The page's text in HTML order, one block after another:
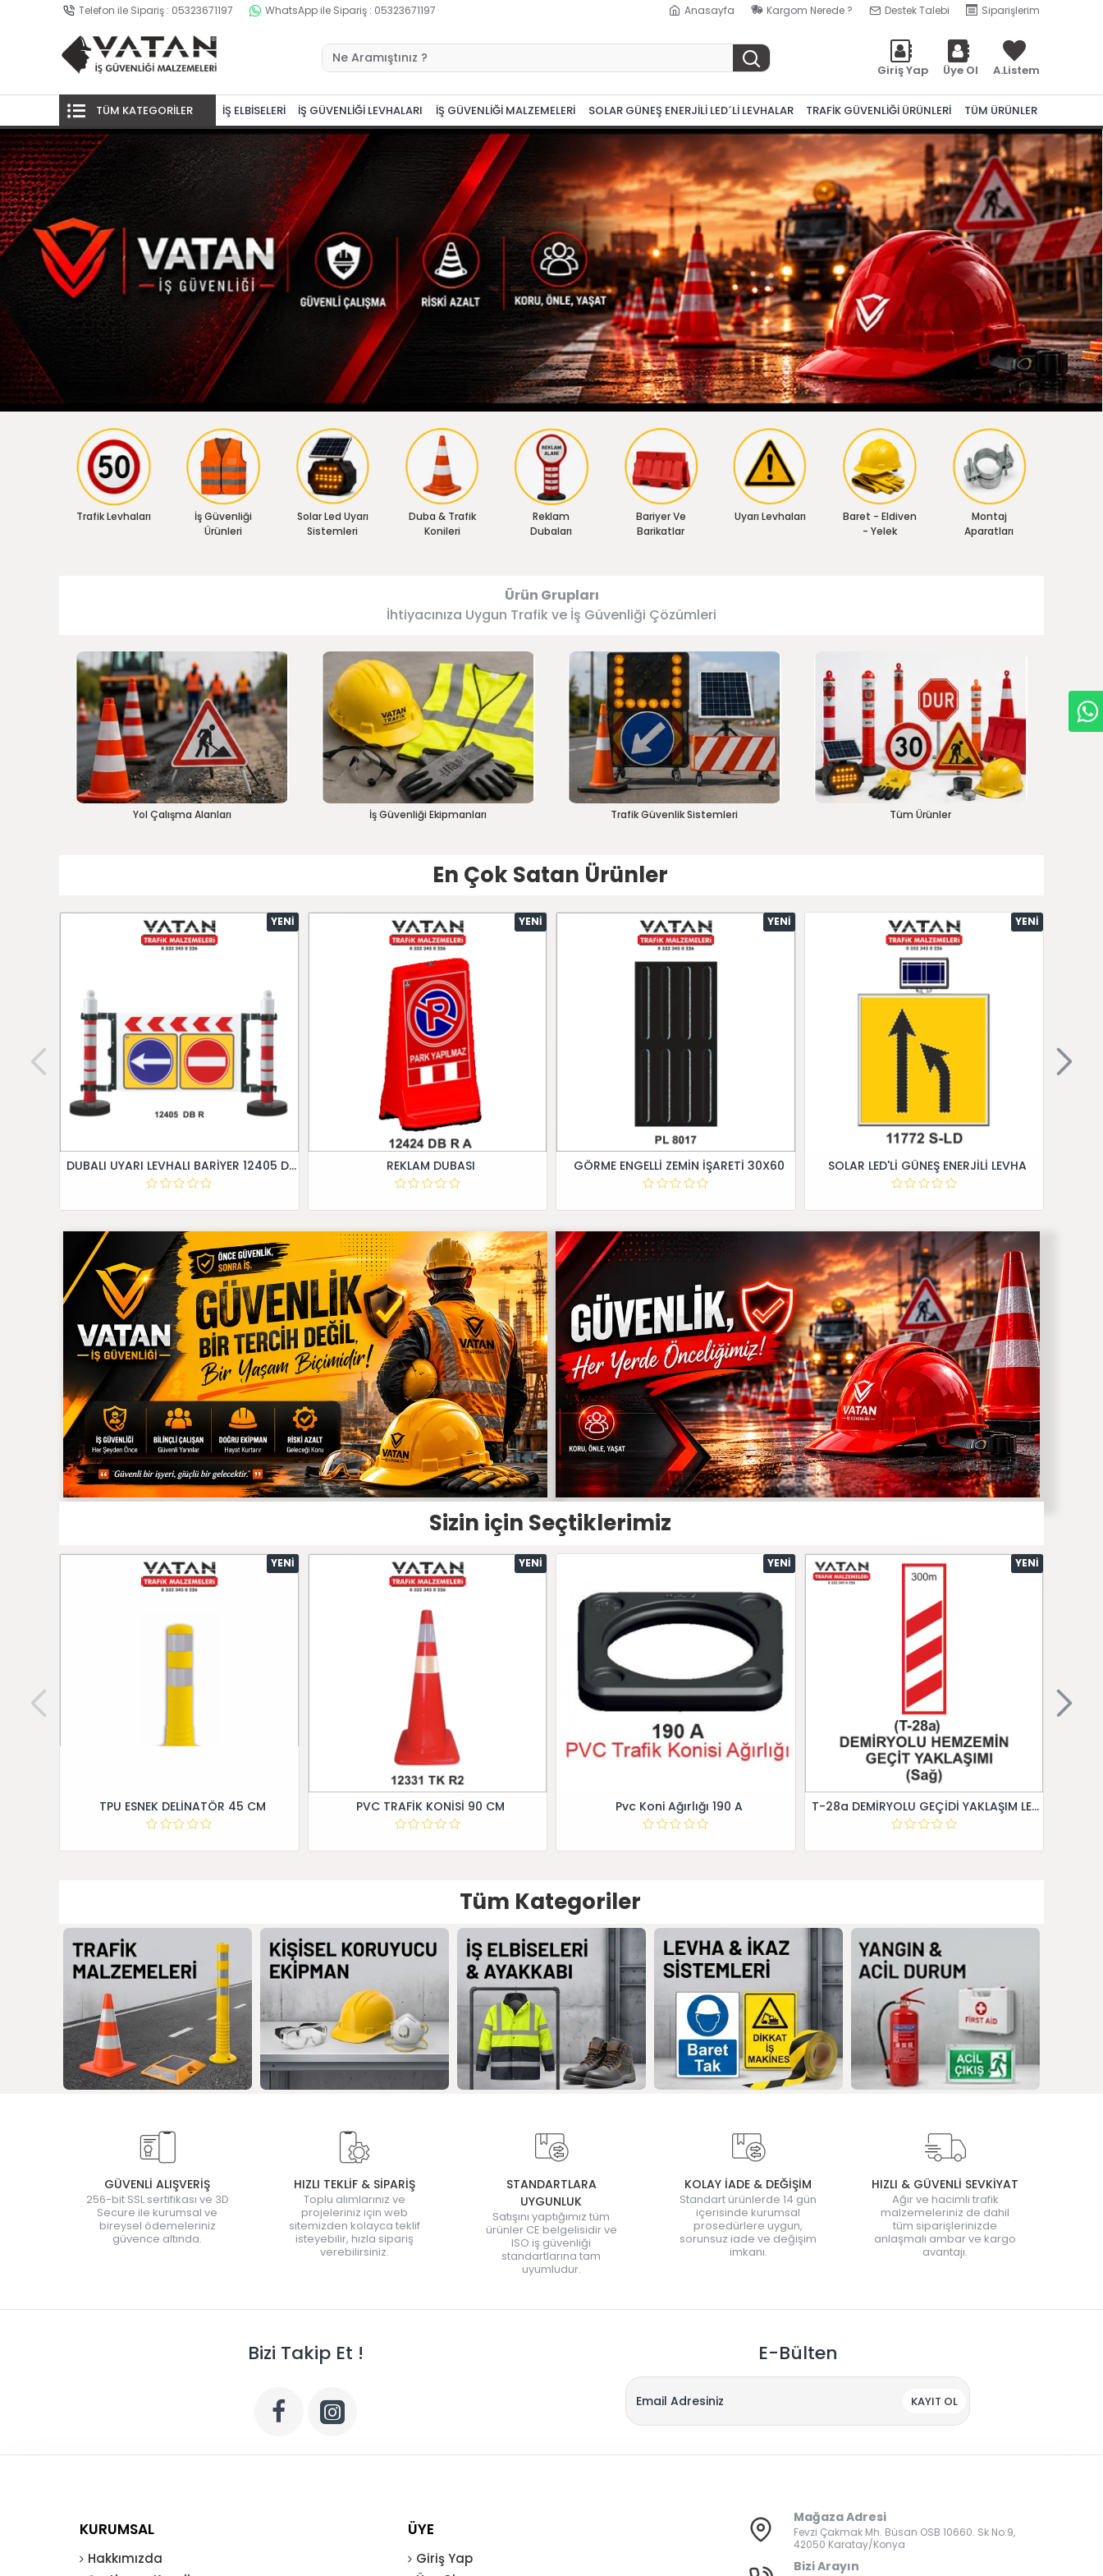
Telefon ile Sipariş : 05323671197 WhatsApp ile Sipariş : 05323671197 Anasayfa Kargom Nerede ? Destek Talebi Siparişlerim
Giriş Yap Üye Ol A.Listem
TÜM KATEGORİLER İŞ ELBİSELERİ İŞ GÜVENLİĞİ LEVHALARI İŞ GÜVENLİĞİ MALZEMELERİ SOLAR GÜNEŞ ENERJİLİ LED´Lİ LEVHALAR TRAFİK GÜVENLİĞİ ÜRÜNLERİ TÜM ÜRÜNLER
Trafik Levhaları
İş Güvenliği
Ürünleri
Solar Led Uyarı
Sistemleri
Duba & Trafik
Konileri
Reklam
Dubaları
Bariyer Ve
Barikatlar
Uyarı Levhaları
Baret - Eldiven
- Yelek
Montaj
Aparatları
Ürün Grupları
İhtiyacınıza Uygun Trafik ve İş Güvenliği Çözümleri
Yol Çalışma Alanları İş Güvenliği Ekipmanları Trafik Güvenlik Sistemleri Tüm Ürünler
En Çok Satan Ürünler
YENI
DUBALI UYARI LEVHALI BARİYER 12405 DB R
YENI
REKLAM DUBASI
YENI
GÖRME ENGELLİ ZEMİN İŞARETİ 30X60
YENI
SOLAR LED'Lİ GÜNEŞ ENERJİLİ LEVHA
Sizin için Seçtiklerimiz
YENI
TPU ESNEK DELİNATÖR 45 CM
YENI
PVC TRAFİK KONİSİ 90 CM
YENI
Pvc Koni Ağırlığı 190 A
YENI
T-28a DEMİRYOLU GEÇİDİ YAKLAŞIM LEVHALARI (Sağ)
Tüm Kategoriler
GÜVENLİ ALIŞVERİŞ
256-bit SSL sertifikası ve 3D
Secure ile kurumsal ve
bireysel ödemeleriniz
güvence altında.
HIZLI TEKLİF & SİPARİŞ
Toplu alımlarınız ve
projeleriniz için web
sitemizden kolayca teklif
isteyebilir, hızla sipariş
verebilirsiniz.
STANDARTLARA
UYGUNLUK
Satışını yaptığımız tüm
ürünler CE belgelisidir ve
ISO iş güvenliği
standartlarına tam
uyumludur.
KOLAY İADE & DEĞİŞİM
Standart ürünlerde 14 gün
içerisinde kurumsal
prosedürlere uygun,
sorunsuz iade ve değişim
imkanı.
HIZLI & GÜVENLİ SEVKİYAT
Ağır ve hacimli trafik
malzemeleriniz de dahil
tüm siparişlerinizde
anlaşmalı ambar ve kargo
avantajı.
Bizi Takip Et ! E-Bülten
KAYIT OL
KURUMSAL
Hakkımızda
ÜYE
Giriş Yap
Mağaza Adresi
Fevzi Çakmak Mh. Büsan OSB 10660. Sk No:9,
42050 Karatay/Konya
Bizi Arayın